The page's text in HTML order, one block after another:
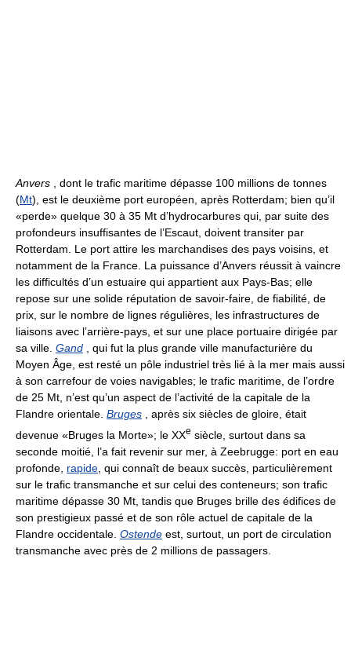
Anvers , dont le trafic maritime dépasse 100 millions de tonnes
(Mt), est le deuxième port européen, après Rotterdam; bien qu’il
«perde» quelque 30 à 35 Mt d’hydrocarbures qui, par suite des
profondeurs insuffisantes de l’Escaut, doivent transiter par
Rotterdam. Le port attire les marchandises des pays voisins, et
notamment de la France. La puissance d’Anvers réussit à vaincre
les difficultés d’un estuaire qui appartient aux Pays-Bas; elle
repose sur une solide réputation de savoir-faire, de fiabilité, de
prix, sur le nombre de lignes régulières, les infrastructures de
liaisons avec l’arrière-pays, et sur une place portuaire dirigée par
sa ville. Gand , qui fut la plus grande ville manufacturière du
Moyen Âge, est resté un pôle industriel très lié à la mer mais aussi
à son carrefour de voies navigables; le trafic maritime, de l’ordre
de 25 Mt, n’est qu’un aspect de l’activité de la capitale de la
Flandre orientale. Bruges , après six siècles de gloire, était
devenue «Bruges la Morte»; le XXe siècle, surtout dans sa
seconde moitié, l’a fait revenir sur mer, à Zeebrugge: port en eau
profonde, rapide , qui connaît de beaux succès, particulièrement
sur le trafic transmanche et sur celui des conteneurs; son trafic
maritime dépasse 30 Mt, tandis que Bruges brille des édifices de
son prestigieux passé et de son rôle actuel de capitale de la
Flandre occidentale. Ostende est, surtout, un port de circulation
transmanche avec près de 2 millions de passagers.